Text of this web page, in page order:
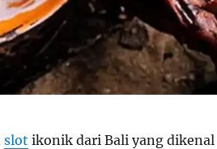
slot ikonik dari Bali yang dikenal